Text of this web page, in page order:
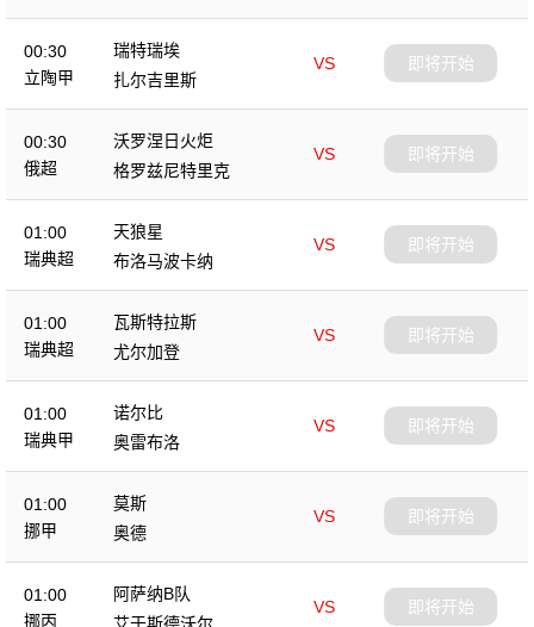
00:30
立陶甲
瑞特瑞埃
VS
扎尔吉里斯
即将开始
00:30
俄超
沃罗涅日火炬
VS
格罗兹尼特里克
即将开始
01:00
瑞典超
天狼星
VS
布洛马波卡纳
即将开始
01:00
瑞典超
瓦斯特拉斯
VS
尤尔加登
即将开始
01:00
瑞典甲
诺尔比
VS
奥雷布洛
即将开始
01:00
挪甲
莫斯
VS
奥德
即将开始
01:00
挪丙
阿萨纳B队
VS
即将开始